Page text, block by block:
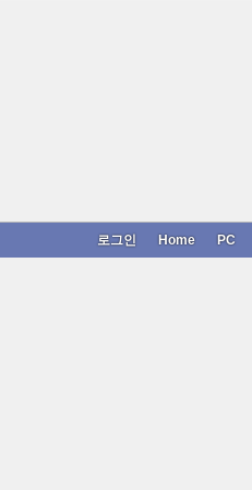
PC
Home
로그인